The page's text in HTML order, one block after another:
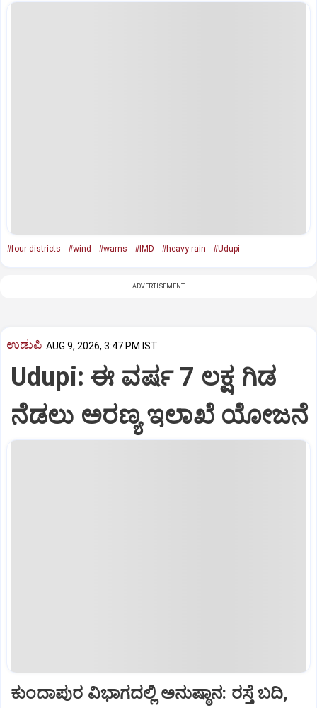
#four districts #wind #warns #IMD #heavy rain #Udupi
ADVERTISEMENT
ಉಡುಪಿ AUG 9, 2026, 3:47 PM IST
Udupi: ಈ ವರ್ಷ 7 ಲಕ್ಷ ಗಿಡ
ನೆಡಲು ಅರಣ್ಯ ಇಲಾಖೆ ಯೋಜನೆ
ಕುಂದಾಪುರ ವಿಭಾಗದಲ್ಲಿ ಅನುಷ್ಠಾನ: ರಸ್ತೆ ಬದಿ,